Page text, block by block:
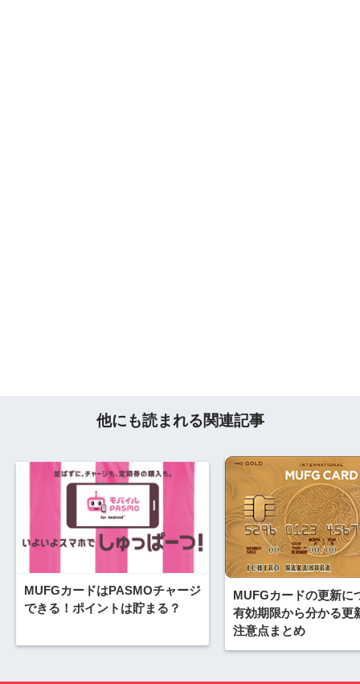
他にも読まれる関連記事
MUFGカードはPASMOチャージ
できる！ポイントは貯まる？
MUFGカードの更新に
有効期限から分かる更
注意点まとめ